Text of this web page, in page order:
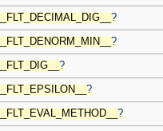
__FLT_DECIMAL_DIG__?
__FLT_DENORM_MIN__?
__FLT_DIG__?
__FLT_EPSILON__?
__FLT_EVAL_METHOD__?